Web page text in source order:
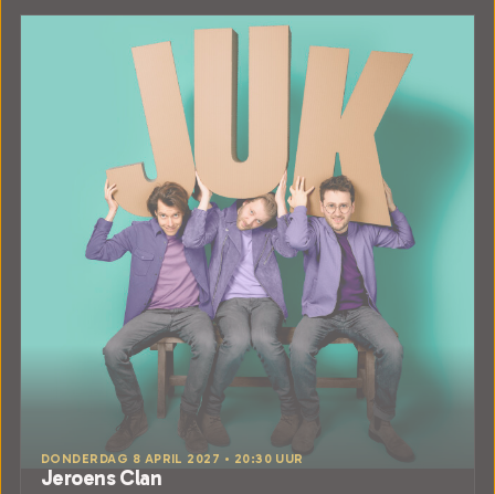
DONDERDAG 8 APRIL 2027 • 20:30 UUR
Jeroens Clan